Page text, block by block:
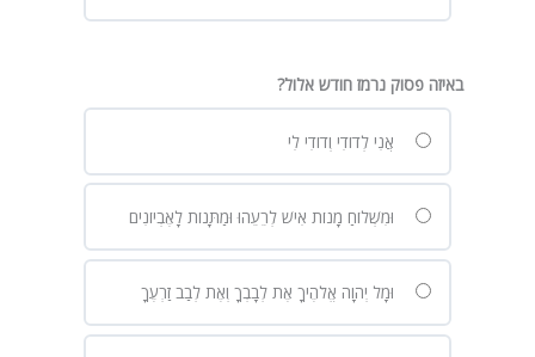
באיזה פסוק נרמז חודש אלול?
אֲנִי לְדוֹדִי וְדוֹדִי לִי
וּמִשְׁלוֹחַ מָנוֹת אִישׁ לְרֵעֵהוּ וּמַתָּנוֹת לָאֶבְיוֹנִים
וּמָל יְהוָה אֱלֹהֶיךָ אֶת לְבָבְךָ וְאֶת לְבַב זַרְעֶךָ